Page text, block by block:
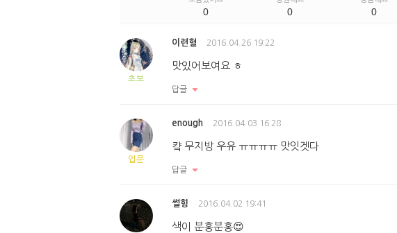
0 0 0
초보
이련혈 2016.04.26 19:22
맛있어보여요 ㅎ
답글
입문
enough 2016.04.03 16:28
컄 무지방 우유 ㅠㅠㅠㅠ 맛잇겟다
답글
썰힝 2016.04.02 19:41
색이 분홍분홍😍